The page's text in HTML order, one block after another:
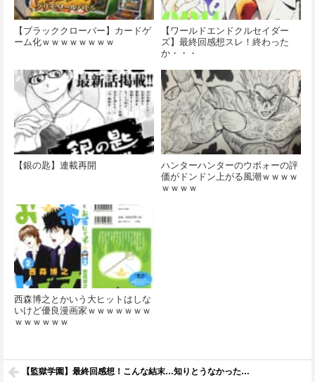
【ブラッククローバー】カードゲ
ーム化ｗｗｗｗｗｗｗｗ
【ワールドエンドクルセイダー
ズ】最終回感想スレ！終わった
か・・・
【銀の匙】連載再開
ハンターハンターのウボォーの評
価がドンドン上がる風潮ｗｗｗｗ
ｗｗｗｗ
西森博之とかいう大ヒットはしな
いけど優良漫画家ｗｗｗｗｗｗｗ
ｗｗｗｗｗｗ
【監獄学園】最終回感想！こんな結末…知りとうなかった…